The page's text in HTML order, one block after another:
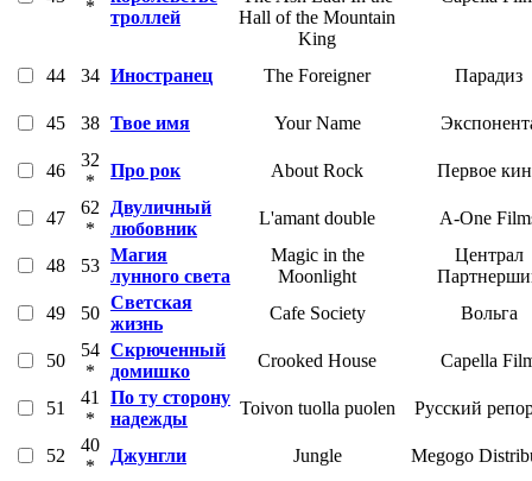
*
троллей
Hall of the Mountain
King
44 34 Иностранец The Foreigner Парадиз
45 38 Твое имя Your Name
46
32
*
Про рок About Rock Первое
47
62
*
Двуличный
любовник
L'amant double A-One
48 53
Магия
лунного света
Magic in the
Moonlight
Централ
49
50
Светская
жизнь
Cafe Society Вольга
50
54
*
Скрюченный
домишко
Crooked House Capella
51
41
*
По ту сторону
надежды
Toivon tuolla puolen Русский
52
40
*
Джунгли Jungle Megogo